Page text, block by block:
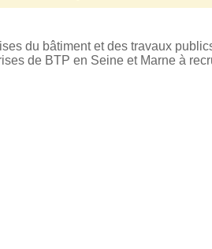
du bâtiment et des travaux
de BTP en Seine et Marne à